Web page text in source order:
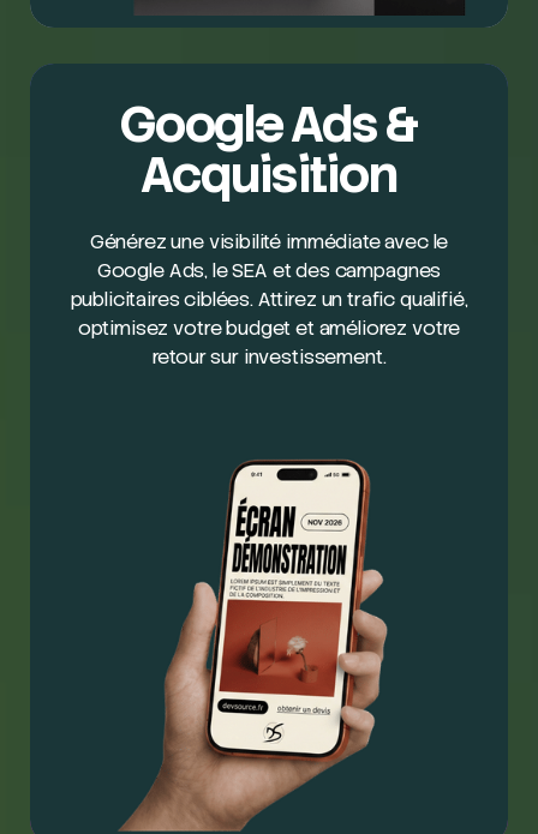
Google Ads &
Acquisition
Générez une visibilité immédiate avec le
Google Ads, le SEA et des campagnes
publicitaires ciblées. Attirez un trafic qualifié,
optimisez votre budget et améliorez votre
retour sur investissement.